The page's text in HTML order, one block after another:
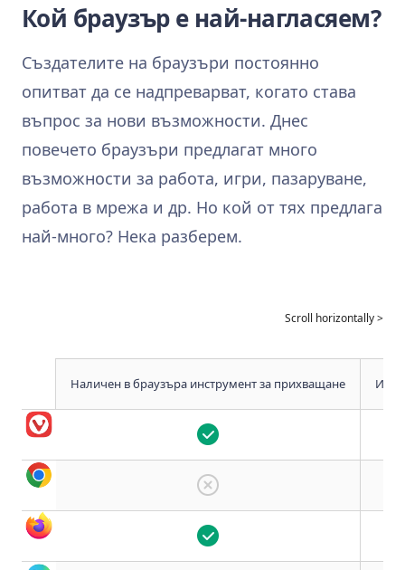
Кой браузър е най‑нагласяем?
Създателите на браузъри постоянно
опитват да се надпреварват, когато става
въпрос за нови възможности. Днес
повечето браузъри предлагат много
възможности за работа, игри, пазаруване,
работа в мрежа и др. Но кой от тях предлага
най‑много? Нека разберем.
Наличен в браузъра инструмент за прихващане